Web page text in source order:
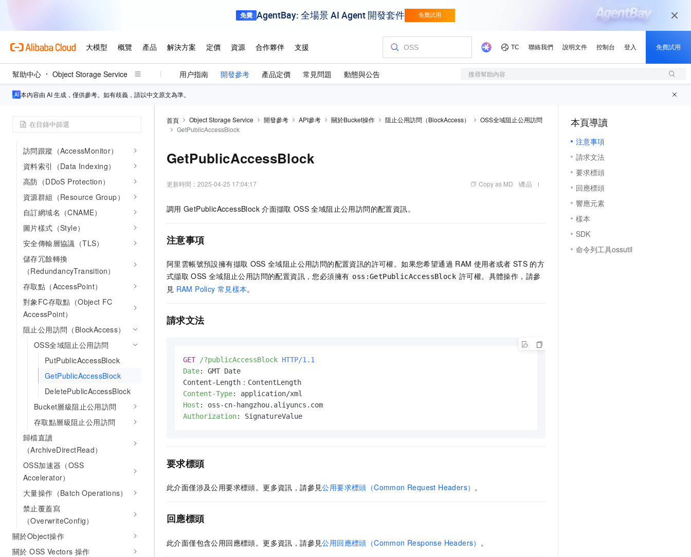
幫助中心 Object Storage Service 用户指南 開發參考 產品定價 常見問題 動態與公告 搜尋幫助內容
本內容由 AI 生成，僅供參考。如有歧義，請以中文原文為準。
日誌管理（Logging）
靜態網站（Website）
防盜鏈（Referer）
標籤（Tags）
加密（Encryption）
（RequestPayment）
訪問跟蹤（AccessMonitor）
資料索引（Data Indexing）
高防（DDoS Protection）
資源群組（Resource Group）
自訂網域名（CNAME）
圖片樣式（Style）
安全傳輸層協議（TLS）
儲存冗餘轉換
（RedundancyTransition）
存取點（AccessPoint）
對象FC存取點（Object FC
AccessPoint）
阻止公用訪問（BlockAccess）
OSS全域阻止公用訪問
PutPublicAccessBlock
GetPublicAccessBlock
DeletePublicAccessBlock
Bucket層級阻止公用訪問
存取點層級阻止公用訪問
歸檔直讀
（ArchiveDirectRead）
OSS加速器（OSS
Accelerator）
大量操作（Batch Operations）
禁止覆蓋寫
（OverwriteConfig）
關於Object操作
關於 OSS Vectors 操作
首頁 Object Storage Service 開發參考 API參考 關於Bucket操作 阻止公用訪問（BlockAccess）
OSS全域阻止公用訪問
GetPublicAccessBlock
GetPublicAccessBlock
更新時間： 2025-04-25 17:04:17 Copy as MD 產品
調用 GetPublicAccessBlock 介面擷取 OSS 全域阻止公用訪問的配置資訊。
注意事項
阿里雲帳號預設擁有擷取 OSS 全域阻止公用訪問的配置資訊的許可權。如果您希望通過 RAM 使用者或者 STS 的方
式擷取 OSS 全域阻止公用訪問的配置資訊，您必須擁有 oss:GetPublicAccessBlock 許可權。具體操作，請參
見 RAM Policy 常見樣本。
請求文法
GET /?publicAccessBlock HTTP/1.1
Date: GMT Date
Content-Type:
Host :
Authorization: SignatureValue
要求標頭
此介面僅涉及公用要求標頭。更多資訊，請參見公用要求標頭（Common Request Headers） 。
回應標頭
此介面僅包含公用回應標頭。更多資訊，請參見公用回應標頭（Common Response Headers） 。
本頁導讀
注意事項
請求文法
要求標頭
回應標頭
響應元素
樣本
SDK
命令列工具ossutil